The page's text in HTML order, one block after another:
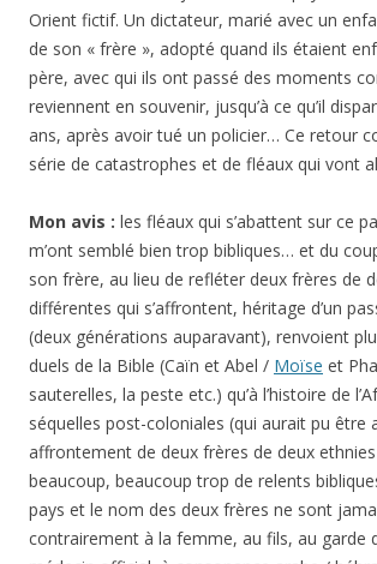
Orient fictif. Un dictateur, marié avec un
de son « frère », adopté quand ils étaient
père, avec qui ils ont passé des moments
reviennent en souvenir, jusqu’à ce qu’il
ans, après avoir tué un policier… Ce retour
série de catastrophes et de fléaux qui vont
Mon avis : les fléaux qui s’abattent sur ce
m’ont semblé bien trop bibliques… et du
son frère, au lieu de refléter deux frères de
différentes qui s’affrontent, héritage d’un
(deux générations auparavant), renvoient
duels de la Bible (Caïn et Abel / Moïse et
sauterelles, la peste etc.) qu’à l’histoire de
séquelles post-coloniales (qui aurait pu être
affrontement de deux frères de deux
beaucoup, beaucoup trop de relents
pays et le nom des deux frères ne sont
contrairement à la femme, au fils, au garde